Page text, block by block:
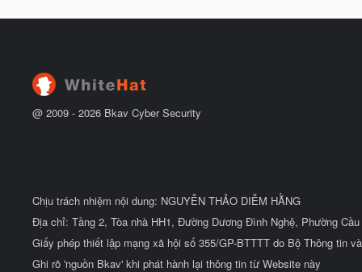
@ 2009 - 2026 Bkav Cyber Security
Chịu trách nhiệm nội dung: NGUYỄN THẢO DIỄM HẰNG
Địa chỉ: Tầng 2, Tòa nhà HH1, Đường Dương Đình Nghệ, Phường
Giấy phép thiết lập mạng xã hội số 355/GP-BTTTT do Bộ Thông tin
Ghi rõ 'nguồn Bkav' khi phát hành lại thông tin từ Website này